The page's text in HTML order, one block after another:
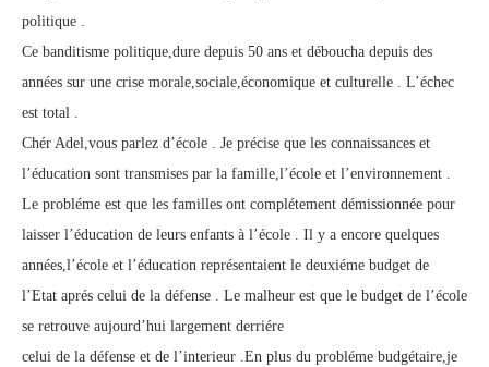
politique .
Ce banditisme politique,dure depuis 50 ans et déboucha depuis des
années sur une crise morale,sociale,économique et culturelle . L’échec
est total .
Chér Adel,vous parlez d’école . Je précise que les connaissances et
l’éducation sont transmises par la famille,l’école et l’environnement .
Le probléme est que les familles ont complétement démissionnée pour
laisser l’éducation de leurs enfants à l’école . Il y a encore quelques
années,l’école et l’éducation représentaient le deuxiéme budget de
l’Etat aprés celui de la défense . Le malheur est que le budget de l’école
se retrouve aujourd’hui largement derriére
celui de la défense et de l’interieur .En plus du probléme budgétaire,je